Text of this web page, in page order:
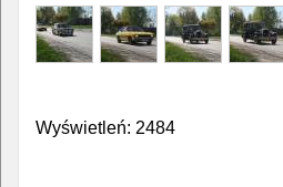
Wyświetleń: 2484